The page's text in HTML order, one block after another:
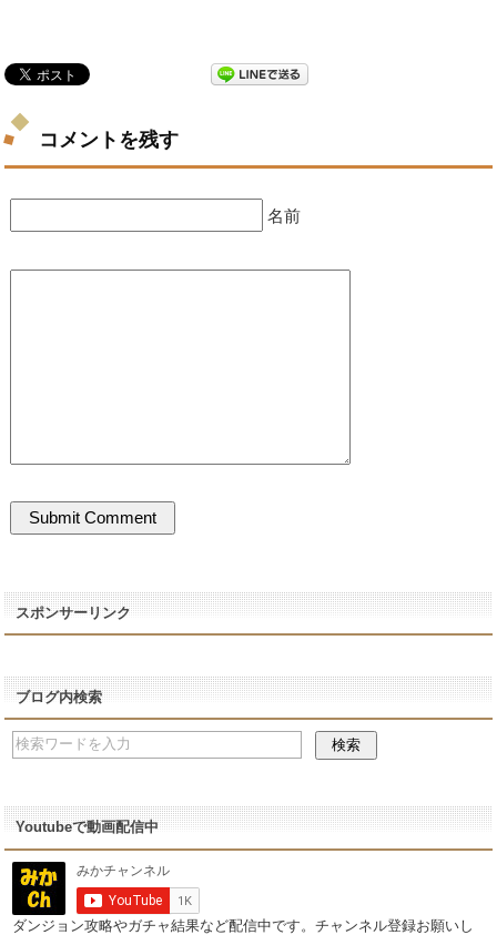
コメントを残す
名前
スポンサーリンク
ブログ内検索
Youtubeで動画配信中
ダンジョン攻略やガチャ結果など配信中です。チャンネル登録お願いし